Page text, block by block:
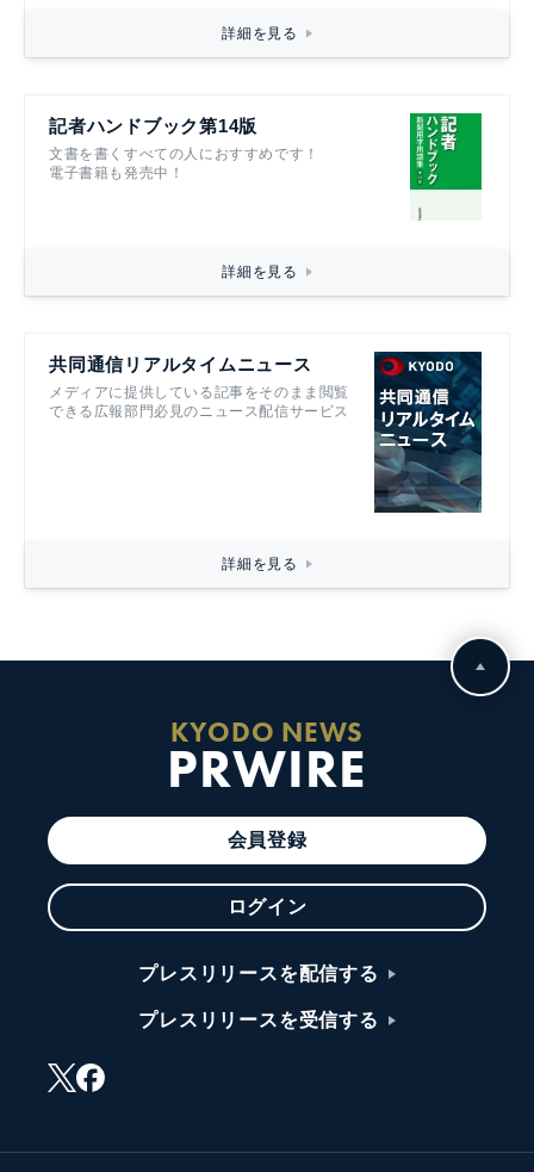
詳細を見る
記者ハンドブック第14版
文書を書くすべての人におすすめです！
電子書籍も発売中！
詳細を見る
共同通信リアルタイムニュース
メディアに提供している記事をそのまま閲覧
できる広報部門必見のニュース配信サービス
詳細を見る
KYODO NEWS
PRWIRE
会員登録
ログイン
プレスリリースを配信する
プレスリリースを受信する